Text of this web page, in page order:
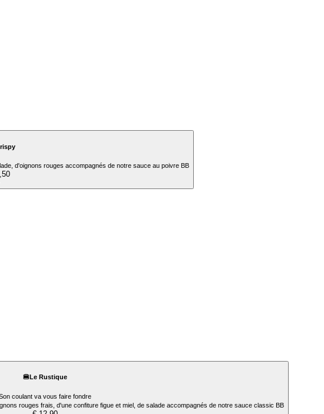
d'oignons rouges accompagnés de notre sauce au poivre BB
🍔Le Rustique
coulant va vous faire fondre
rouges frais, d'une confiture figue et miel, de salade accompagnés de notre sauce classic BB